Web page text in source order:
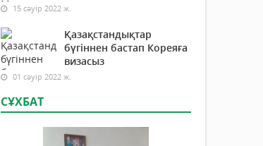
15 сәуір 2022 ж.
Қазақстандықтар
бүгіннен бастап Кореяға
визасыз
01 сәуір 2022 ж.
СҰХБАТ